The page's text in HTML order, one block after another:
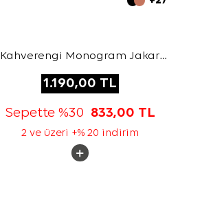
Kahverengi Monogram Jakar
Eşarp
1.190,00 TL
Sepette %30 833,00 TL
2 ve üzeri +% 20 indirim